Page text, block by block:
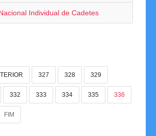
Individual de Cadetes
327 328 329
332 333 334 335 336
FIM